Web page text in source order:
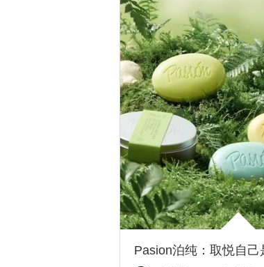
Pasion泊纯：取悦自